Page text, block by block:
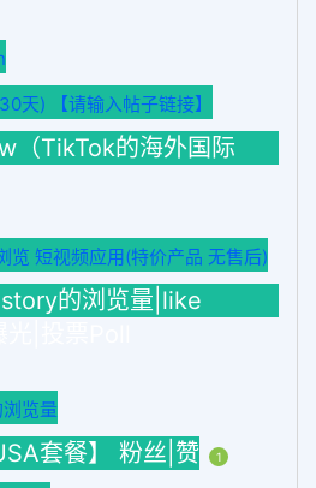
天) 【请输入帖子链接】
（TikTok的海外国际
短视频应用(特价产品 无售后)
的浏览量|like
览量
套餐】 粉丝|赞 1